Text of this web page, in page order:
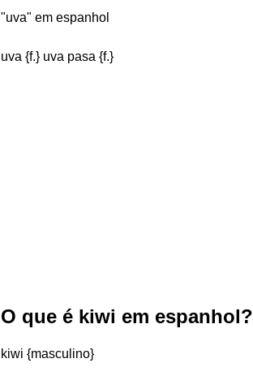
"uva" em espanhol
uva {f.} uva pasa {f.}
O que é kiwi em espanhol?
kiwi {masculino}